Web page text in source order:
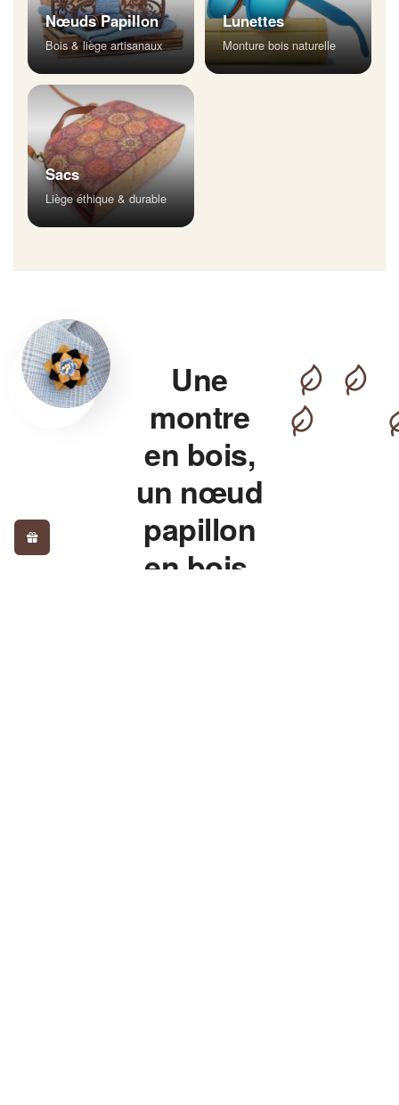
Nœuds Papillon
Bois & liège artisanaux
Lunettes
Monture bois naturelle
Sacs
Liège éthique & durable
Une
montre
en bois,
un nœud
papillon
en bois,